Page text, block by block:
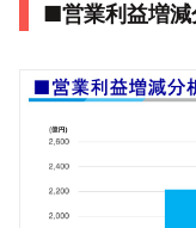
■営業利益増減